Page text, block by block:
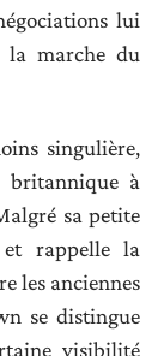
lui
la marche du
singulière,
britannique à
sa petite
rappelle la
les anciennes
se distingue
visibilité